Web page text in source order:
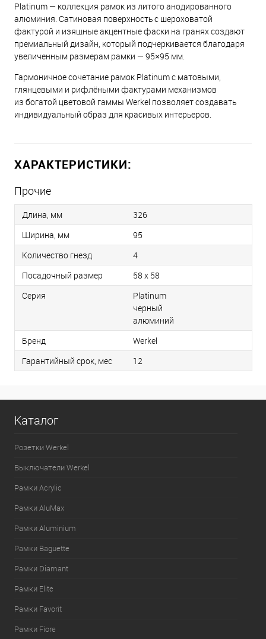
Platinum — коллекция рамок из литого анодированного
алюминия. Сатиновая поверхность с шероховатой
фактурой и изящные акцентные фаски на гранях создают
премиальный дизайн, который подчеркивается благодаря
увеличенным размерам рамки — 95×95 мм.
Гармоничное сочетание рамок Platinum с матовыми,
глянцевыми и рифлёными фактурами механизмов
из богатой цветовой гаммы Werkel позволяет создавать
индивидуальный образ для красивых интерьеров.
ХАРАКТЕРИСТИКИ:
Прочие
Длина, мм
326
Ширина, мм
95
Количество гнезд
4
Посадочный размер
58 х 58
Серия
Platinum
черный
алюминий
Бренд
Werkel
Гарантийный срок, мес
12
Каталог
Розетки Werkel
Выключатели Werkel
Рамки Acrylic
Рамки AluMax
Рамки Aluminium
Рамки Baguette
Рамки Diamant
Рамки Elite
Рамки Favorit
Рамки Fiore